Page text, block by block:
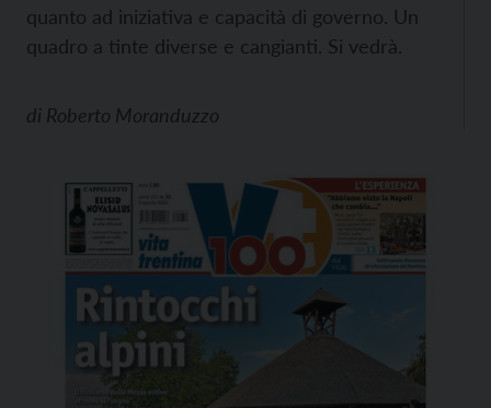
quanto ad iniziativa e capacità di governo. Un
quadro a tinte diverse e cangianti. Si vedrà.
di Roberto Moranduzzo